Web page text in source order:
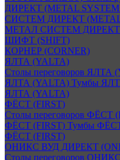
ДИРЕКТ (METAL
СИСТЕМ ДИРЕКТ (METAL
МЕТАЛ СИСТЕМ ДИРЕКТ
ШИФТ (SHIFT)
КОРНЕР (CORNER)
ЯЛТА (YALTA)
Столы переговоров ЯЛТА
ЯЛТА (YALTA) Тумбы
ЯЛТА (YALTA)
ФЁСТ (FIRST)
Столы переговоров ФЁСТ
ФЁСТ (FIRST) Тумбы
ФЁСТ (FIRST)
ОНИКС ВУД ДИРЕКТ
Столы переговоров